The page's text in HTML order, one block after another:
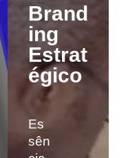
Brand
ing
Estrat
égico
Es
sên